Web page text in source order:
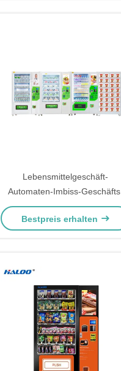
Lebensmittelgeschäft-
Automaten-Imbiss-Geschäfts-
Automat mit Aufzug
Bestpreis erhalten